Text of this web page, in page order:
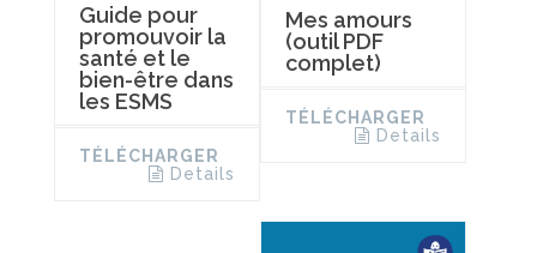
Guide pour
promouvoir la
santé et le
bien-être dans
les ESMS
TÉLÉCHARGER
Details
Mes amours
(outil PDF
complet)
TÉLÉCHARGER
Details